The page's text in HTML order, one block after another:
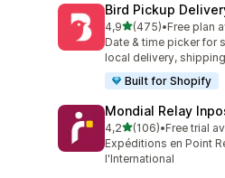
Bird Pickup
4,9av 5 stjerner
(475)
Totalt 475 omtaler
•Free plan
Date & time picker for
local delivery, shipping
Built for Shopify
Mondial Relay
4,2av 5 stjerner
(106)
Totalt 106 omtaler
•Free trial
Expéditions en Point
l'International